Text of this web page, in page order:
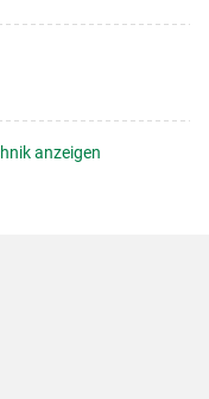
anzeigen